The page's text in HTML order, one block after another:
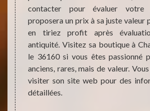
un
une
son
à sa
contacter pour évaluer votre
proposera un prix à sa juste valeur
en tiriez profit après
antiquité. Visitez sa boutique à
le 36160 si vous êtes passionné
anciens, rares, mais de valeur.
visiter son site web pour des
détaillées.